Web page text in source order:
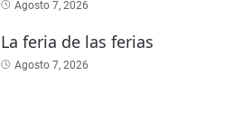
Agosto 7, 2026
La feria de las ferias
Agosto 7, 2026